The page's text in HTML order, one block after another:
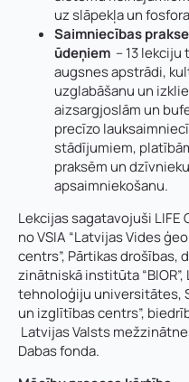
uz slāpekļa un
Saimniecības
ūdeņiem – 13
augsnes apstrādi,
uzglabāšanu un
aizsargjoslām un
precīzo
stādījumiem,
praksēm un
apsaimniekošanu.
Lekcijas sagatavojuši LIFE
no VSIA “Latvijas Vides
centrs”, Pārtikas drošības,
zinātniskā institūta
tehnoloģiju universitātes,
un izglītības centrs”,
Latvijas Valsts
Dabas fonda.